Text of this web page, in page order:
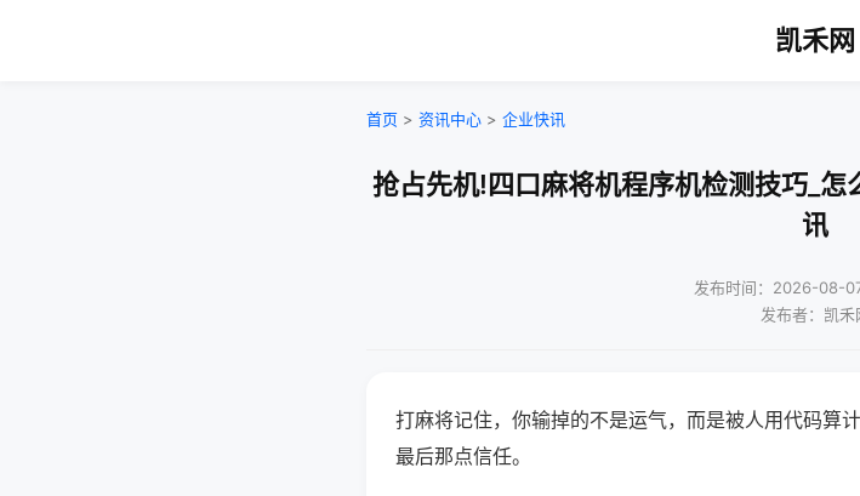
凯禾网
首页 > 资讯中心 > 企业快讯
抢占先机!四口麻将机程序机检测技巧_
讯
发布时间：2026-08-
发布者：凯禾
打麻将记住，你输掉的不是运气，而是被人用代码算
最后那点信任。